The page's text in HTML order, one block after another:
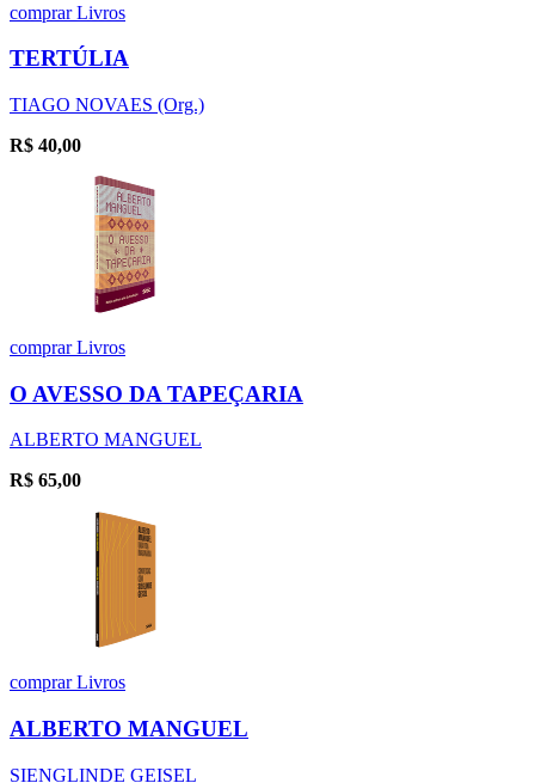
comprarLivros
TERTÚLIA
TIAGO NOVAES (Org.)
R$ 40,00
comprarLivros
O AVESSO DA TAPEÇARIA
ALBERTO MANGUEL
R$ 65,00
comprarLivros
ALBERTO MANGUEL
SIENGLINDE GEISEL